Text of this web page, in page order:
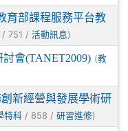
育部課程服務平台教
/ 751 / 活動訊息 )
會(TANET2009) (教
新經營與發展學術研
特科 / 858 / 研習進修)